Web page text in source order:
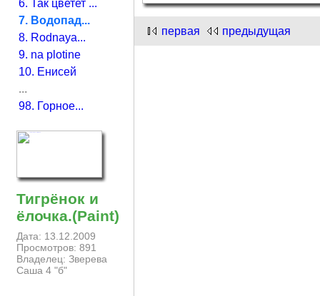
6. Так цветет ...
7. Водопад...
8. Rodnaya...
9. na plotine
10. Енисей
...
98. Горное...
Тигрёнок и
ёлочка.(Paint)
Дата: 13.12.2009
Просмотров: 891
Владелец: Зверева
Саша 4 "б"
первая предыдущая